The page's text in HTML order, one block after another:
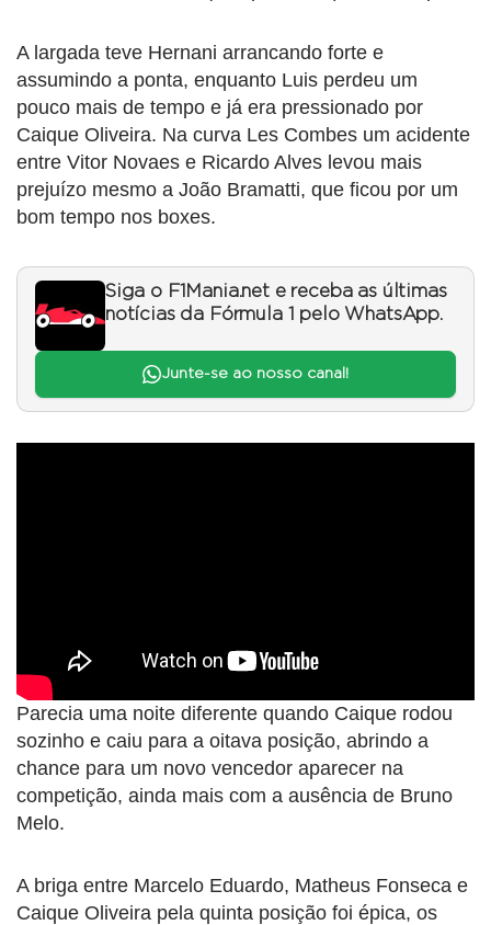
A largada teve Hernani arrancando forte e
assumindo a ponta, enquanto Luis perdeu um
pouco mais de tempo e já era pressionado por
Caique Oliveira. Na curva Les Combes um acidente
entre Vitor Novaes e Ricardo Alves levou mais
prejuízo mesmo a João Bramatti, que ficou por um
bom tempo nos boxes.
Siga o F1Mania.net e receba as últimas
notícias da Fórmula 1 pelo WhatsApp.
Junte-se ao nosso canal!
Parecia uma noite diferente quando Caique rodou
sozinho e caiu para a oitava posição, abrindo a
chance para um novo vencedor aparecer na
competição, ainda mais com a ausência de Bruno
Melo.
A briga entre Marcelo Eduardo, Matheus Fonseca e
Caique Oliveira pela quinta posição foi épica, os